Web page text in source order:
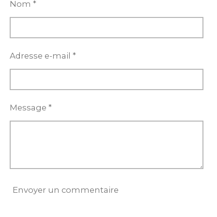
r
Nom *
Adresse e-mail *
Message *
Envoyer un commentaire